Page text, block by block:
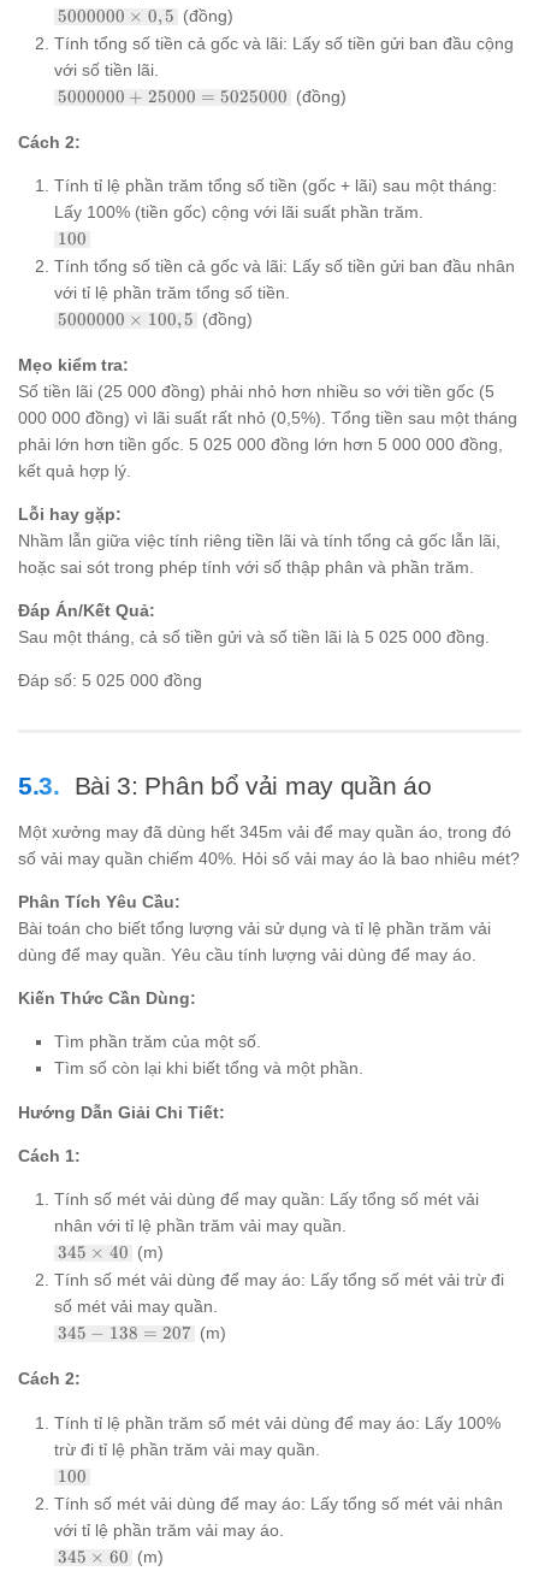
5 000 000
\times
0,5% = 5
000 000
\times
{100} =
5000000 × 0, 5 (đồng)
Tính tổng số tiền cả gốc và lãi: Lấy số tiền gửi ban đầu cộng
với số tiền lãi.
5
000
+
25
000
= 5
025
000
5000000 + 25000 = 5025000 (đồng)
Cách 2:
Tính tỉ lệ phần trăm tổng số tiền (gốc + lãi) sau một tháng:
Lấy 100% (tiền gốc) cộng với lãi suất phần trăm.
100%
+ 0,5%
=
100,5%
100
Tính tổng số tiền cả gốc và lãi: Lấy số tiền gửi ban đầu nhân
với tỉ lệ phần trăm tổng số tiền.
5 000 000
100,5% = 5
000 000
\times
\frac{100,5}
{100} = 5
5000000 × 100, 5 (đồng)
Mẹo kiểm tra:
Số tiền lãi (25 000 đồng) phải nhỏ hơn nhiều so với tiền gốc (5
000 000 đồng) vì lãi suất rất nhỏ (0,5%). Tổng tiền sau một tháng
phải lớn hơn tiền gốc. 5 025 000 đồng lớn hơn 5 000 000 đồng,
kết quả hợp lý.
Lỗi hay gặp:
Nhầm lẫn giữa việc tính riêng tiền lãi và tính tổng cả gốc lẫn lãi,
hoặc sai sót trong phép tính với số thập phân và phần trăm.
Đáp Án/Kết Quả:
Sau một tháng, cả số tiền gửi và số tiền lãi là 5 025 000 đồng.
Đáp số: 5 025 000 đồng
Bài 3: Phân bổ vải may quần áo
Một xưởng may đã dùng hết 345m vải để may quần áo, trong đó
số vải may quần chiếm 40%. Hỏi số vải may áo là bao nhiêu mét?
Phân Tích Yêu Cầu:
Bài toán cho biết tổng lượng vải sử dụng và tỉ lệ phần trăm vải
dùng để may quần. Yêu cầu tính lượng vải dùng để may áo.
Kiến Thức Cần Dùng:
Tìm phần trăm của một số.
Tìm số còn lại khi biết tổng và một phần.
Hướng Dẫn Giải Chi Tiết:
Cách 1:
Tính số mét vải dùng để may quần: Lấy tổng số mét vải
nhân với tỉ lệ phần trăm vải may quần.
345
\times
40% =
345
\times
{100} =
345 × 40 (m)
Tính số mét vải dùng để may áo: Lấy tổng số mét vải trừ đi
số mét vải may quần.
345
138
=
207
345 − 138 = 207 (m)
Cách 2:
Tính tỉ lệ phần trăm số mét vải dùng để may áo: Lấy 100%
trừ đi tỉ lệ phần trăm vải may quần.
100%
-
40%
=
60%
100
Tính số mét vải dùng để may áo: Lấy tổng số mét vải nhân
với tỉ lệ phần trăm vải may áo.
345
345 × 60 (m)